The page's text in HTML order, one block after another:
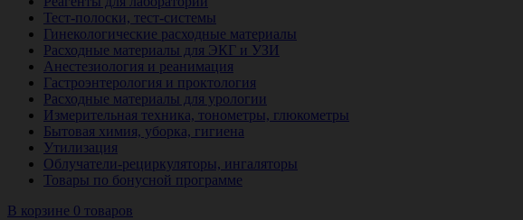
Тест-полоски, тест-системы
Гинекологические расходные материалы
Расходные материалы для ЭКГ и УЗИ
Анестезиология и реанимация
Гастроэнтерология и проктология
Расходные материалы для урологии
Измерительная техника, тонометры, глюкометры
Бытовая химия, уборка, гигиена
Утилизация
Облучатели-рециркуляторы, ингаляторы
Товары по бонусной программе
В корзине 0 товаров